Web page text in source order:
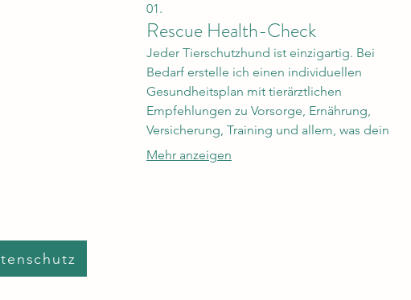
01.
Rescue Health-Check
Jeder Tierschutzhund ist einzigartig. Bei
Bedarf erstelle ich einen individuellen
Gesundheitsplan mit tierärztlichen
Empfehlungen zu Vorsorge, Ernährung,
Versicherung, Training und allem, was dein
Hund für einen gesunden Start braucht.
Mehr anzeigen